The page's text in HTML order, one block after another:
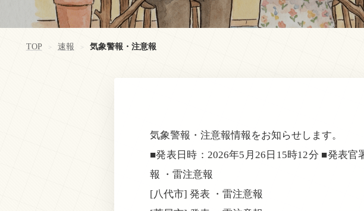
TOP > 速報 > 気象警報・注意報
気象警報・注意報情報をお知らせします。
■発表日時：2026年5月26日15時12分 ■発表
報 ・雷注意報
[八代市] 発表 ・雷注意報